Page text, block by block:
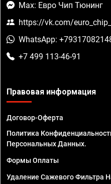
Max: Евро Чип Тюнинг
https://vk.com/
WhatsApp:
+7 499 113-46-91
Правовая информация
Договор-Оферта
Политика
Персональных Данных.
Формы Оплаты
Удаление Сажевого Фильтра